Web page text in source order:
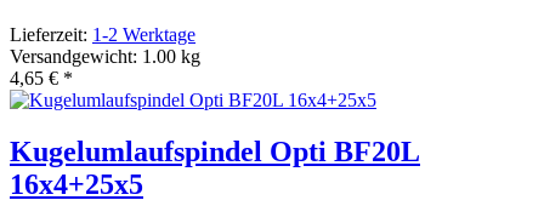
Lieferzeit: 1-2 Werktage
Versandgewicht: 1.00 kg
4,65 € *
Kugelumlaufspindel Opti BF20L
16x4+25x5